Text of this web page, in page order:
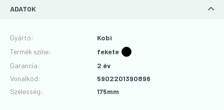
ADATOK
Gyártó:
Kobi
Termék színe:
fekete
Garancia:
2 év
Vonalkód:
5902201390896
Szélesség: 175mm